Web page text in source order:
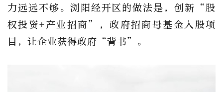
力远远不够。浏阳经开区的做法是，创新“股
权投资+产业招商”，政府招商母基金入股项
目，让企业获得政府“背书”。